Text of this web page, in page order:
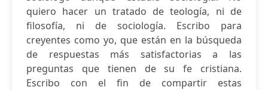
quiero hacer un tratado de teología, ni de
filosofía, ni de sociología. Escribo para
creyentes como yo, que están en la búsqueda
de respuestas más satisfactorias a las
preguntas que tienen de su fe cristiana.
Escribo con el fin de compartir estas